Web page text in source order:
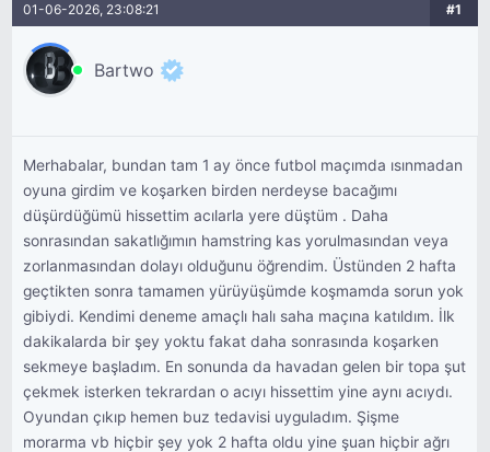
01-06-2026, 23:08:21 #1
Bartwo
Merhabalar, bundan tam 1 ay önce futbol maçımda ısınmadan
oyuna girdim ve koşarken birden nerdeyse bacağımı
düşürdüğümü hissettim acılarla yere düştüm . Daha
sonrasından sakatlığımın hamstring kas yorulmasından veya
zorlanmasından dolayı olduğunu öğrendim. Üstünden 2 hafta
geçtikten sonra tamamen yürüyüşümde koşmamda sorun yok
gibiydi. Kendimi deneme amaçlı halı saha maçına katıldım. İlk
dakikalarda bir şey yoktu fakat daha sonrasında koşarken
sekmeye başladım. En sonunda da havadan gelen bir topa şut
çekmek isterken tekrardan o acıyı hissettim yine aynı acıydı.
Oyundan çıkıp hemen buz tedavisi uyguladım. Şişme
morarma vb hiçbir şey yok 2 hafta oldu yine şuan hiçbir ağrı